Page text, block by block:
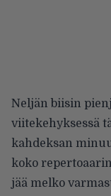
Neljän biisin
viitekehyksessä
kahdeksan
koko
jää melko